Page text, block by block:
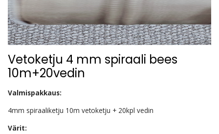
Vetoketju 4 mm spiraali bees
10m+20vedin
Valmispakkaus:
4mm spiraaliketju 10m vetoketju + 20kpl vedin
Värit: